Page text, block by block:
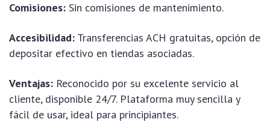
Comisiones: Sin comisiones de mantenimiento.
Accesibilidad: Transferencias ACH gratuitas, opción de
depositar efectivo en tiendas asociadas.
Ventajas: Reconocido por su excelente servicio al
cliente, disponible 24/7. Plataforma muy sencilla y
fácil de usar, ideal para principiantes.